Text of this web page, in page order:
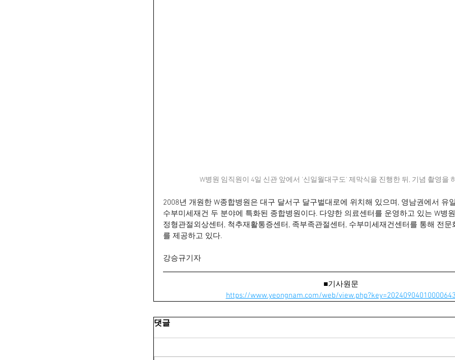
W병원 임직원이 4일 신관 앞에서 '신일월대구도' 제막식을 진행한 뒤, 기념 촬영을
2008년 개원한 W종합병원은 대구 달서구 달구벌대로에 위치해 있으며, 영남권에서 유
수부미세재건 두 분야에 특화된 종합병원이다. 다양한 의료센터를 운영하고 있는 W병
정형관절외상센터, 척추재활통증센터, 족부족관절센터, 수부미세재건센터를 통해 전문
를 제공하고 있다.
강승규기자
■기사원문
https://www.yeongnam.com/web/view.php?key=20240904010000643
댓글